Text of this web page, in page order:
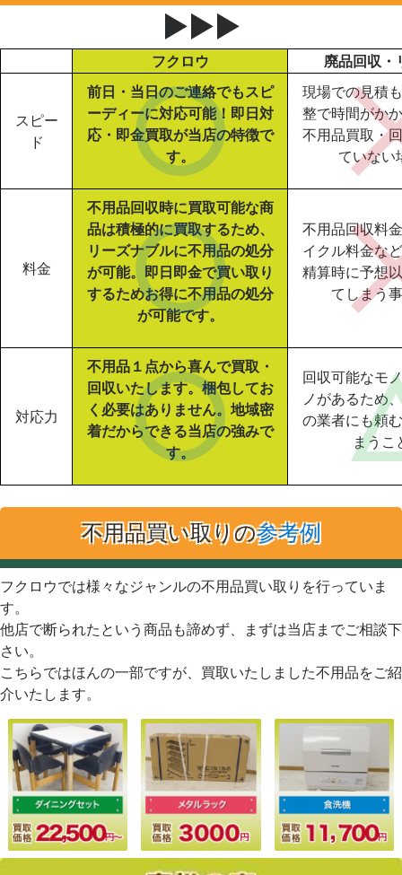
▶▶▶
フクロウ 廃品回収・
スピー
ド
前日・当日のご連絡でもスピ
ーディーに対応可能！即日対
応・即金買取が当店の特徴で
す。
現場での見積
整で時間がか
不用品買取・
ていない
料金
不用品回収時に買取可能な商
品は積極的に買取するため、
リーズナブルに不用品の処分
が可能。即日即金で買い取り
するためお得に不用品の処分
が可能です。
不用品回収料
イクル料金な
精算時に予想
てしまう
対応力
不用品１点から喜んで買取・
回収いたします。梱包してお
く必要はありません。地域密
着だからできる当店の強みで
す。
回収可能なモ
ノがあるため
の業者にも頼
まうこ
不用品買い取りの参考例
フクロウでは様々なジャンルの不用品買い取りを行っていま
す。
他店で断られたという商品も諦めず、まずは当店までご相談下
さい。
こちらではほんの一部ですが、買取いたしました不用品をご紹
介いたします。